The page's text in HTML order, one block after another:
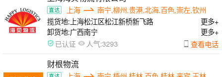
上海
南宁,柳州,贵港,北海,百色,崇左,钦州
揽货地: 上海松江区松江新桥新飞路
更多+
卸货地:广西南宁 更多+
已认证 人气:3293 查看电话
财根物流